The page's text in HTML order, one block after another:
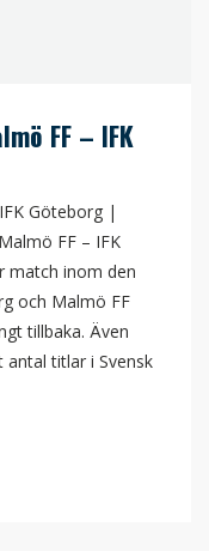
FF – IFK
Göteborg |
FF – IFK
match inom den
och Malmö FF
tillbaka. Även
titlar i Svensk